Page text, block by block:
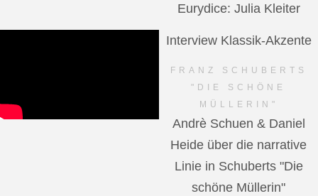
Eurydice: Julia Kleiter
Interview Klassik-Akzente
FRANZ SCHUBERTS
"DIE SCHÖNE
MÜLLERIN"
Andrè Schuen & Daniel
Heide über die narrative
Linie in Schuberts "Die
schöne Müllerin"